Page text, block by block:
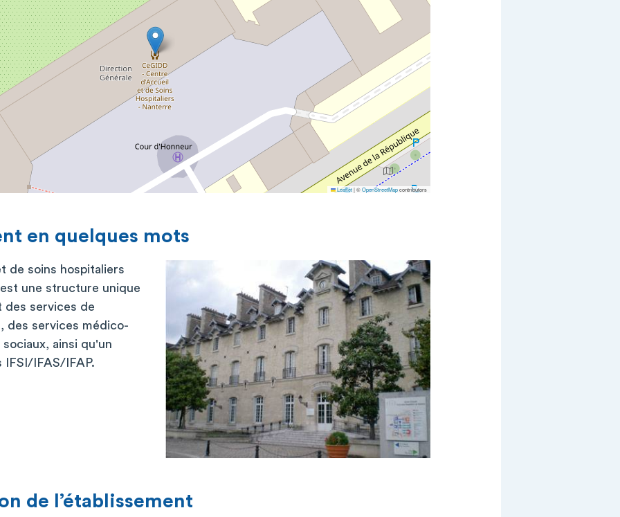
Leaflet|©OpenStreetMapcontributors
en quelques mots
de soins hospitaliers
une structure unique
des services de
des services médico-
ainsi qu'un
IFAS/IFAP.
de l’établissement